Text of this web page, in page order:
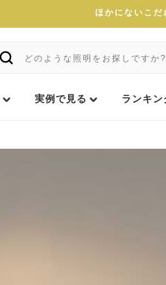
ほかにないこだ
実例で見る ランキン